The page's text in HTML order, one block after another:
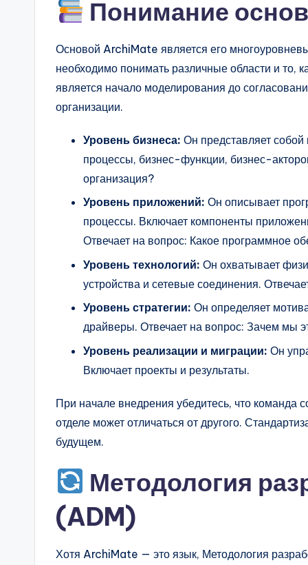
si
Понимание
Основой ArchiMate является его
необходимо понимать различные области и то,
является начало моделирования до
организации.
Уровень бизнеса: Он представляет
процессы, бизнес-функции, бизнес-
организация?
Уровень приложений: Он описывает
процессы. Включает компоненты
Отвечает на вопрос: Какое программное
Уровень технологий: Он охватывает
устройства и сетевые соединения.
Уровень стратегии: Он определяет
драйверы. Отвечает на вопрос: Зачем мы
Уровень реализации и миграции: Он
Включает проекты и результаты.
При начале внедрения убедитесь, что команда
отделе может отличаться от другого.
будущем.
Методология
(ADM)
Хотя ArchiMate — это язык, Методология